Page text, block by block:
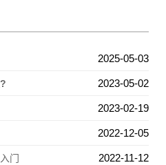
2025-05-03
2023-05-02
2023-02-19
2022-12-05
门 2022-11-12